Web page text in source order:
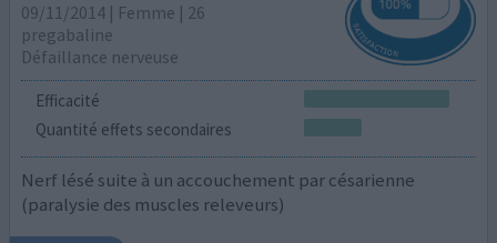
09/11/2014 | Femme | 26
pregabaline
Défaillance nerveuse
Efficacité
Quantité effets secondaires
Nerf lésé suite à un accouchement par césarienne
(paralysie des muscles releveurs)